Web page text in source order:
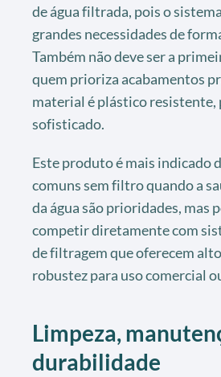
de água filtrada, pois o
grandes necessidades de
Também não deve ser a
quem prioriza acabamentos
material é plástico resistente,
sofisticado.
Este produto é mais indicado
comuns sem filtro quando a
da água são prioridades, mas
competir diretamente com
de filtragem que oferecem
robustez para uso comercial
Limpeza,
durabilidade